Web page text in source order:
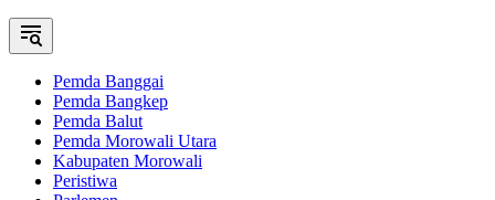
Pemda Banggai
Pemda Bangkep
Pemda Balut
Pemda Morowali Utara
Kabupaten Morowali
Peristiwa